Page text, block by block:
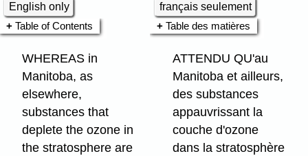
English only
français seulement
Table of Contents
Table des matières
WHEREAS in
Manitoba, as
elsewhere,
substances that
deplete the ozone in
the stratosphere are
ATTENDU QU'au
Manitoba et ailleurs,
des substances
appauvrissant la
couche d'ozone
dans la stratosphère